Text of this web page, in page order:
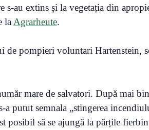
s-au extins și la vegetația din
la Agrarheute.
de pompieri voluntari Hartenstein,
mare de salvatori. După mai
putut semnala „stingerea
posibil să se ajungă la părțile